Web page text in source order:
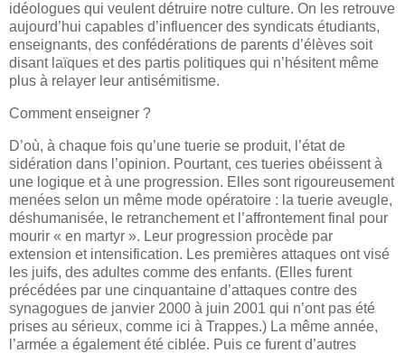
idéologues qui veulent détruire notre culture. On les retrouve
aujourd’hui capables d’influencer des syndicats étudiants,
enseignants, des confédérations de parents d’élèves soit
disant laïques et des partis politiques qui n’hésitent même
plus à relayer leur antisémitisme.
Comment enseigner ?
D’où, à chaque fois qu’une tuerie se produit, l’état de
sidération dans l’opinion. Pourtant, ces tueries obéissent à
une logique et à une progression. Elles sont rigoureusement
menées selon un même mode opératoire : la tuerie aveugle,
déshumanisée, le retranchement et l’affrontement final pour
mourir « en martyr ». Leur progression procède par
extension et intensification. Les premières attaques ont visé
les juifs, des adultes comme des enfants. (Elles furent
précédées par une cinquantaine d’attaques contre des
synagogues de janvier 2000 à juin 2001 qui n’ont pas été
prises au sérieux, comme ici à Trappes.) La même année,
l’armée a également été ciblée. Puis ce furent d’autres